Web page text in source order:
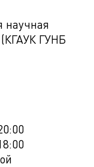
научная
(КГАУК ГУНБ